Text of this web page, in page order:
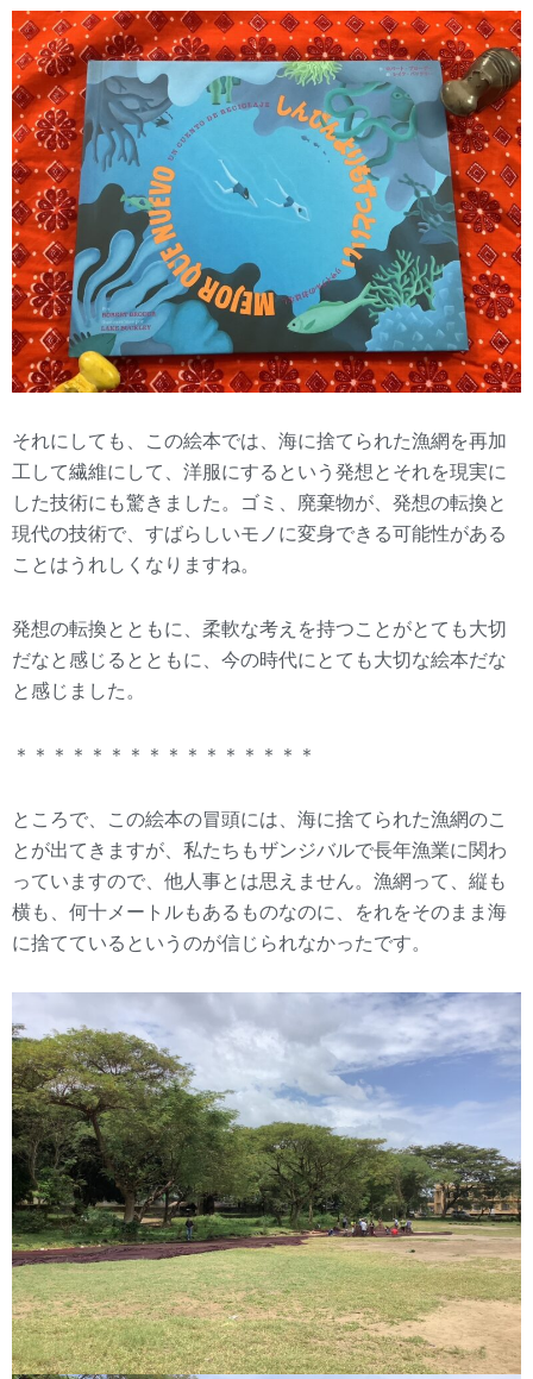
それにしても、この絵本では、海に捨てられた漁網を再加
工して繊維にして、洋服にするという発想とそれを現実に
した技術にも驚きました。ゴミ、廃棄物が、発想の転換と
現代の技術で、すばらしいモノに変身できる可能性がある
ことはうれしくなりますね。
発想の転換とともに、柔軟な考えを持つことがとても大切
だなと感じるとともに、今の時代にとても大切な絵本だな
と感じました。
＊＊＊＊＊＊＊＊＊＊＊＊＊＊＊＊
ところで、この絵本の冒頭には、海に捨てられた漁網のこ
とが出てきますが、私たちもザンジバルで長年漁業に関わ
っていますので、他人事とは思えません。漁網って、縦も
横も、何十メートルもあるものなのに、をれをそのまま海
に捨てているというのが信じられなかったです。